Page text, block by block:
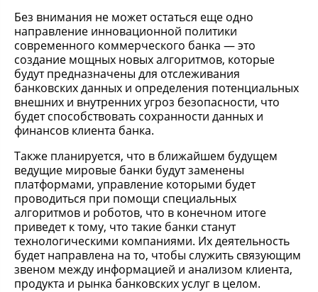
Без внимания не может остаться еще одно
направление инновационной политики
современного коммерческого банка — это
создание мощных новых алгоритмов, которые
будут предназначены для отслеживания
банковских данных и определения потенциальных
внешних и внутренних угроз безопасности, что
будет способствовать сохранности данных и
финансов клиента банка.
Также планируется, что в ближайшем будущем
ведущие мировые банки будут заменены
платформами, управление которыми будет
проводиться при помощи специальных
алгоритмов и роботов, что в конечном итоге
приведет к тому, что такие банки станут
технологическими компаниями. Их деятельность
будет направлена на то, чтобы служить связующим
звеном между информацией и анализом клиента,
продукта и рынка банковских услуг в целом.